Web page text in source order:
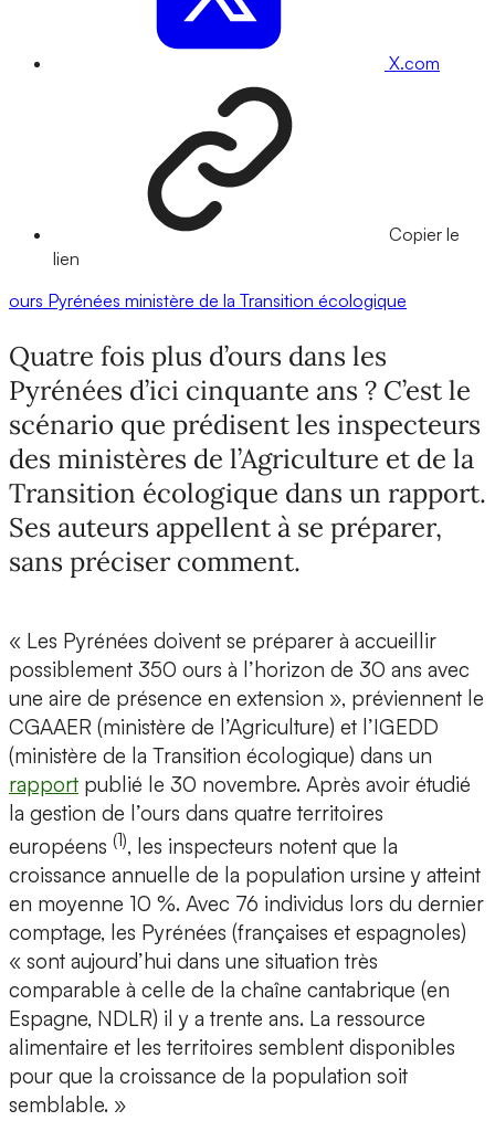
X.com
Copier le
lien
ours Pyrénées ministère de la Transition écologique
Quatre fois plus d’ours dans les
Pyrénées d’ici cinquante ans ? C’est le
scénario que prédisent les inspecteurs
des ministères de l’Agriculture et de la
Transition écologique dans un rapport.
Ses auteurs appellent à se préparer,
sans préciser comment.
« Les Pyrénées doivent se préparer à accueillir
possiblement 350 ours à l’horizon de 30 ans avec
une aire de présence en extension », préviennent le
CGAAER (ministère de l’Agriculture) et l’IGEDD
(ministère de la Transition écologique) dans un
rapport publié le 30 novembre. Après avoir étudié
la gestion de l’ours dans quatre territoires
européens (1), les inspecteurs notent que la
croissance annuelle de la population ursine y atteint
en moyenne 10 %. Avec 76 individus lors du dernier
comptage, les Pyrénées (françaises et espagnoles)
« sont aujourd’hui dans une situation très
comparable à celle de la chaîne cantabrique (en
Espagne, NDLR) il y a trente ans. La ressource
alimentaire et les territoires semblent disponibles
pour que la croissance de la population soit
semblable. »